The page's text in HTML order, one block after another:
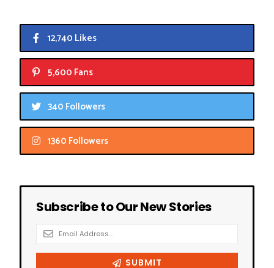
12,740 Likes
5,600 Fans
340 Followers
1360 Followers